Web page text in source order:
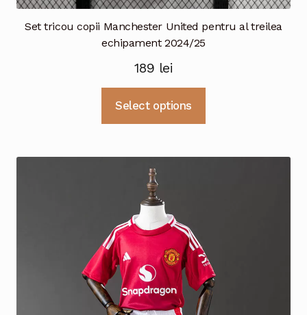
Set tricou copii Manchester United pentru al treilea
echipament 2024/25
189 lei
Select options
alese
în
pagina